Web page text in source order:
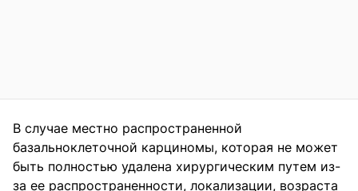
В случае местно распространенной
базальноклеточной карциномы, которая не может
быть полностью удалена хирургическим путем из-
за ее распространенности, локализации, возраста